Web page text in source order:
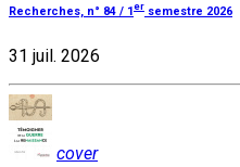
Recherches, n° 84 / 1 er semestre 2026
31 juil. 2026
cover